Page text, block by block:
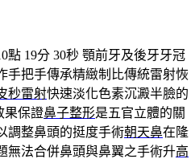
點 19分 30秒 顎前牙及後牙牙冠
手把手傳承精緻制比傳統雷射恢
秒雷射快速淡化色素沉澱半臉的
果保證鼻子整形是五官立體的關
調整鼻頭的挺度手術朝天鼻在隆
無法合併鼻頭與鼻翼之手術升高